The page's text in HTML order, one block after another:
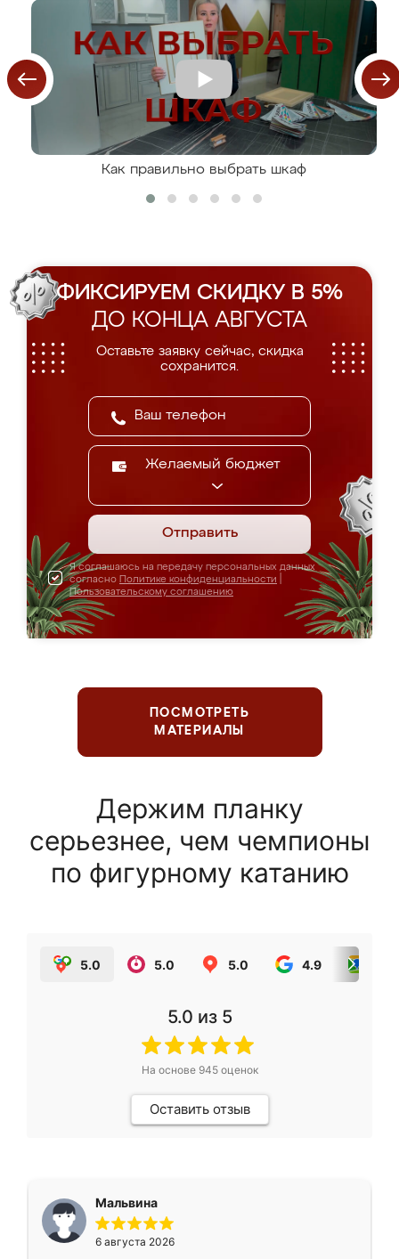
Как правильно выбрать шкаф
ФИКСИРУЕМ СКИДКУ В 5%
ДО КОНЦА АВГУСТА
Оставьте заявку сейчас, скидка
сохранится.
Желаемый бюджет
Отправить
Я соглашаюсь на передачу персональных данных
согласно Политике конфиденциальности
Пользовательскому соглашению
ПОСМОТРЕТЬ
МАТЕРИАЛЫ
Держим планку
серьезнее, чем чемпионы
по фигурному катанию
5.0 5.0 5.0 4.9
5.0 из 5
На основе 945оценок
Оставить отзыв
Мальвина
6 августа 2026